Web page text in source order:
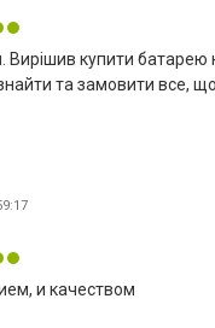
Вирішив купити
та замовити все, що
и качеством